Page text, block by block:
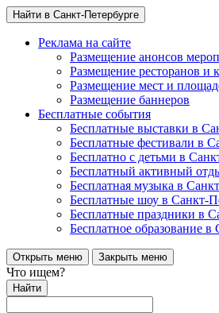
Найти в Санкт-Петербурге
Реклама на сайте
Размещение анонсов
Размещение ресторанов и
Размещение мест и
Размещение баннеров
Бесплатные события
Бесплатные выставки в
Бесплатные фестивали в
Бесплатно с детьми в
Бесплатный активный
Бесплатная музыка в
Бесплатные шоу в Санкт-
Бесплатные праздники в
Бесплатное образование в
Открыть меню Закрыть меню
Что ищем?
Найти